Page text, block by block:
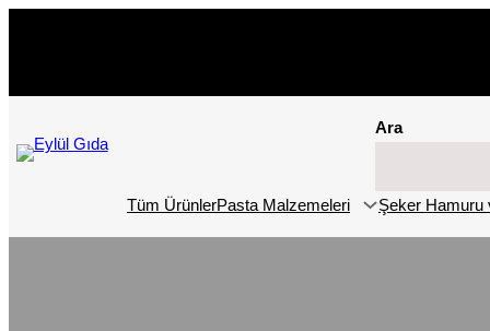
Ara
Tüm ÜrünlerPasta Malzemeleri Şeker Hamuru